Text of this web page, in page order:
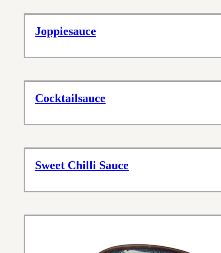
Joppiesauce
Cocktailsauce
Sweet Chilli Sauce